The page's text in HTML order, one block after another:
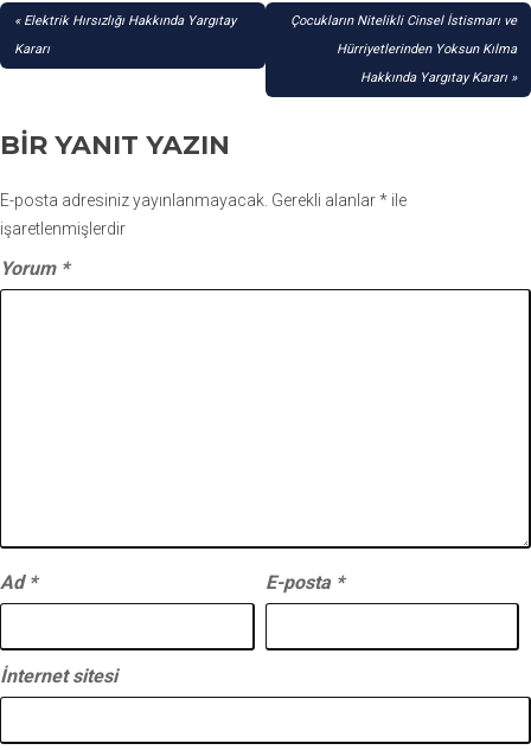
YAZI
GEZINMESI
Elektrik Hırsızlığı Hakkında Yargıtay
Kararı
Çocukların Nitelikli Cinsel İstismarı ve
Hürriyetlerinden Yoksun Kılma
Hakkında Yargıtay Kararı
BIR YANIT YAZIN
E-posta adresiniz yayınlanmayacak. Gerekli alanlar* ile
işaretlenmişlerdir
Yorum *
Ad * E-posta *
İnternet sitesi